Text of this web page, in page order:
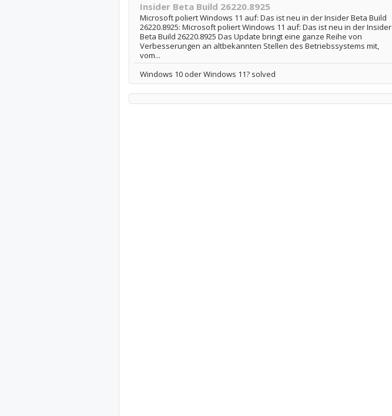
Insider Beta Build 26220.8925
Microsoft poliert Windows 11 auf: Das ist neu in der Insider Beta Build
26220.8925: Microsoft poliert Windows 11 auf: Das ist neu in der Insider
Beta Build 26220.8925 Das Update bringt eine ganze Reihe von
Verbesserungen an altbekannten Stellen des Betriebssystems mit,
vom...
Windows 10 oder Windows 11? solved